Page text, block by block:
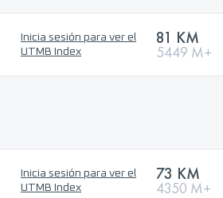
Inicia sesión para ver el
UTMB Index
81 KM
5449 M+
Inicia sesión para ver el
UTMB Index
73 KM
4350 M+